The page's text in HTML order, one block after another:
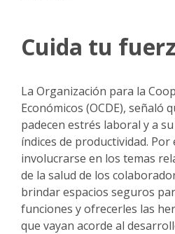
Cuida tu
La Organización para la
Económicos (OCDE), señaló
padecen estrés laboral y a
índices de productividad.
involucrarse en los temas
de la salud de los
brindar espacios seguros
funciones y ofrecerles las
que vayan acorde al